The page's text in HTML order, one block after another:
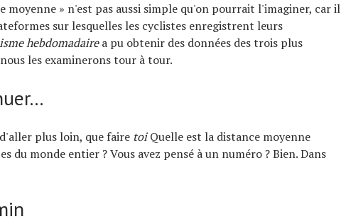
moyenne » n'est pas aussi simple qu'on pourrait l'imaginer, car il
sur lesquelles les cyclistes enregistrent leurs
hebdomadairea pu obtenir des données des trois plus
les examinerons tour à tour.
plus loin, que faire toiQuelle est la distance moyenne
du monde entier ? Vous avez pensé à un numéro ? Bien. Dans